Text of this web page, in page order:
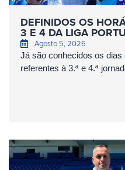
DEFINIDOS OS
3 E 4 DA LIGA
Agosto 5, 2026
Já são conhecidos os
referentes à 3.ª e 4.ª